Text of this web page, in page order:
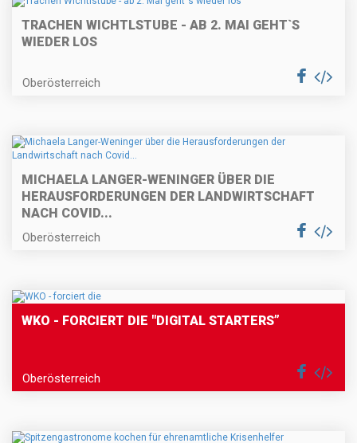
TRACHEN WICHTLSTUBE - AB 2. MAI GEHT`S
WIEDER LOS
Oberösterreich
MICHAELA LANGER-WENINGER ÜBER DIE
HERAUSFORDERUNGEN DER LANDWIRTSCHAFT
NACH COVID...
Oberösterreich
WKO - FORCIERT DIE "DIGITAL STARTERS”
Oberösterreich